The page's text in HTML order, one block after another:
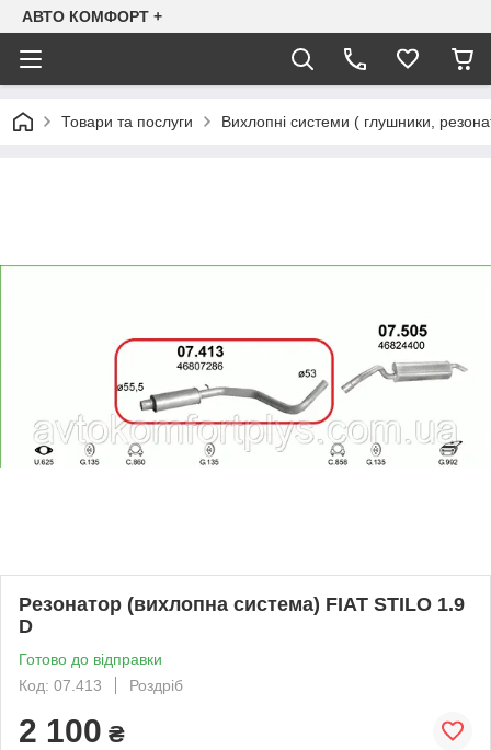
АВТО КОМФОРТ +
Товари та послуги Вихлопні системи ( глушники,
Резонатор (вихлопна система) FIAT STILO 1.9
D
Готово до відправки
Код: 07.413
Роздріб
2 100 ₴